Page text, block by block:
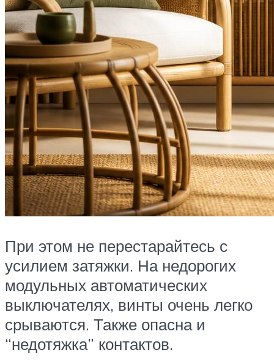
При этом не перестарайтесь с
усилием затяжки. На недорогих
модульных автоматических
выключателях, винты очень легко
срываются. Также опасна и
“недотяжка” контактов.